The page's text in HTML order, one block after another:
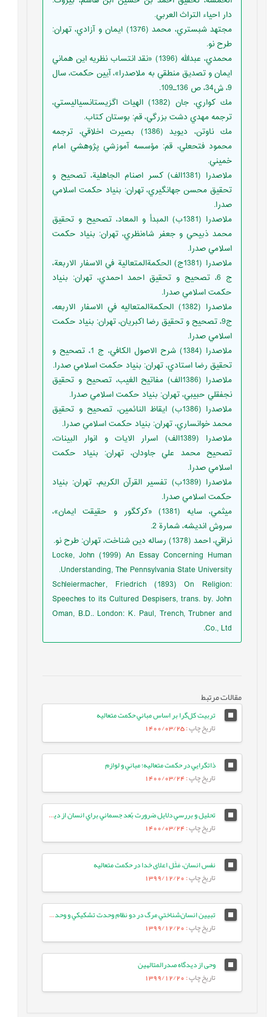
دار احياء التراث العربي.
مجتهد شبستري، محمد (1376) ايمان و آزادي، تهران:
طرح نو.
محمدي، عبدالله (1396) «نقد انتساب نظريه اين هماني
ايمان و تصديق منطقي به ملاصدرا»، آيين حكمت، سال
9، ش34، ص 136ـ109.
مك كواري، جان (1382) الهيات اگزيستانسياليستي،
ترجمه مهدي دشت بزرگي، قم: بوستان كتاب.
مك ناوتن، ديويد (1386) بصيرت اخلاقي، ترجمه
محمود فتحعلي، قم: مؤسسه آموزشي پژوهشي امام
خميني.
ملاصدرا (1381الف) كسر اصنام الجاهلية، تصحيح و
تحقيق محسن جهانگيري، تهران: بنياد حكمت اسلامي
صدرا.
ملاصدرا (1381ب) المبدأ و المعاد، تصحيح و تحقيق
محمد ذبيحي و جعفر شاه‌نظري، تهران: بنياد حكمت
اسلامي صدرا.
ملاصدرا (1381ج) الحكمةالمتعالية في الاسفار الاربعة،
ج 6، تصحيح و تحقيق احمد احمدي، تهران: بنياد
حكمت اسلامي صدرا.
ملاصدرا (1382) ‌الحكمة‌المتعاليه في الا‌سفار الا‌ربعه،
ج9، تصحيح و تحقيق رضا اكبريان، تهران: بنياد حكمت
اسلا‌مي صدرا.
ملاصدرا (1384) شرح الاصول الكافي، ج 1، تصحيح و
تحقيق رضا استادي، تهران: بنياد حكمت اسلامي صدرا.
ملاصدرا (1386الف) مفاتيح الغيب، تصحيح و تحقيق
نجفقلي حبيبي، تهران: بنياد حكمت اسلامي صدرا.
ملاصدرا (1386ب) ‌ايقاظ النائمين، تصحيح و تحقيق
محمد خوانساري، تهران: بنياد حكمت اسلامي صدرا.
ملاصدرا (1389الف) اسرار الايات و انوار البينات،
تصحيح محمد علي جاودان، تهران: بنياد حكمت
اسلامي صدرا.
ملاصدرا (1389ب) تفسير القرآن الكريم، تهران: بنياد
حكمت اسلامي صدرا.
ميثمي، سايه (1381) «كركگور و حقيقت ايمان»،
سروش انديشه، شمارة 2.
نراقي، احمد (1378) رساله دين شناخت، تهران: طرح نو.
Locke, John (1999) An Essay Concerning Human
Understanding, The Pennsylvania State University.
Schleiermacher, Friedrich (1893) On Religion:
Speeches to its Cultured Despisers, trans. by. John
Oman, B.D.. London: K. Paul, Trench, Trubner and
Co., Ltd.
مقالات مرتبط
تربيت كل‌گرا بر اساس مباني حكمت متعاليه
تاریخ چاپ: 1400/03/25
ذاتگرايي در حكمت متعاليه؛ مباني و لوازم
تاریخ چاپ: 1400/03/24
تحليل و بررسي دلايل ضرورت بُعد جسماني براي انسان از ديدگاه ملاصدرا
تاریخ چاپ: 1400/03/24
نفس انسان، مَثَل اعلای خدا در حکمت متعالیه
تاریخ چاپ: 1399/12/20
تبيين انسان‌شناختي مرگ در دو نظام وحدت تشكيكي و وحدت شخصي وجود ملاصدرا
تاریخ چاپ: 1399/12/20
وحی از دیدگاه صدرالمتالهین
تاریخ چاپ: 1399/12/20